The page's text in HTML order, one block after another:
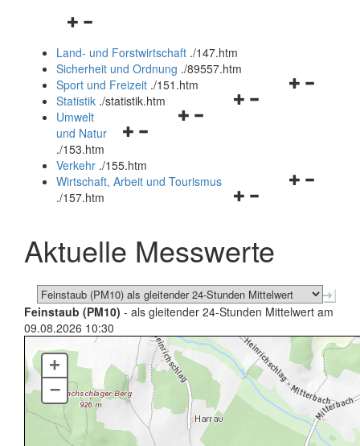
Navigationsmenü
und
schließen
Land- und Forstwirtschaft ./147.htm
Sicherheit und Ordnung ./89557.htm
Navigationsmenü
Sport und Freizeit ./151.htm
Navigationsmenü
Statistik ./statistik.htm
Navigationsmenü
und
schließen
Umwelt
und Natur
./153.htm
Verkehr ./155.htm
Navigationsmenü
schließen
Wirtschaft, Arbeit und Tourismus
./157.htm
Aktuelle Messwerte
Feinstaub (PM10) - als gleitender 24-Stunden Mittelwert am
09.08.2026 10:30
+
–